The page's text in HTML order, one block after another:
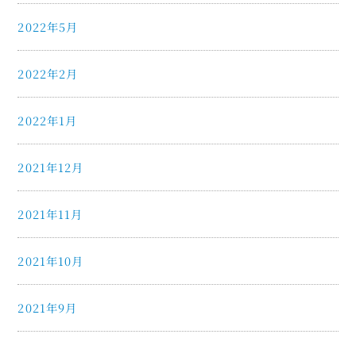
2022年5月
2022年2月
2022年1月
2021年12月
2021年11月
2021年10月
2021年9月